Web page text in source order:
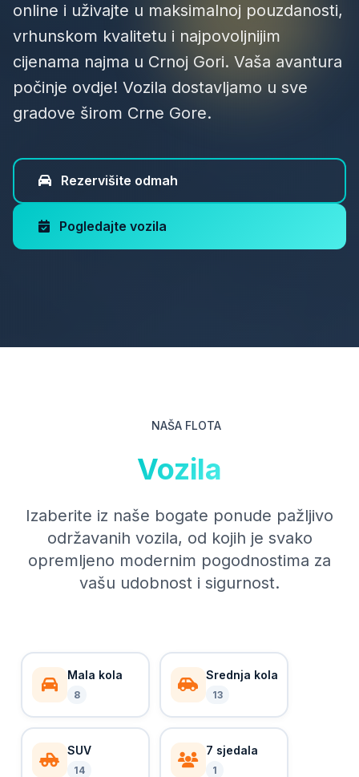
online i uživajte u maksimalnoj pouzdanosti,
vrhunskom kvalitetu i najpovoljnijim
cijenama najma u Crnoj Gori. Vaša avantura
počinje ovdje! Vozila dostavljamo u sve
gradove širom Crne Gore.
Rezervišite odmah
Pogledajte vozila
NAŠA FLOTA
Vozila
Izaberite iz naše bogate ponude pažljivo
održavanih vozila, od kojih je svako
opremljeno modernim pogodnostima za
vašu udobnost i sigurnost.
Mala kola
8
Srednja kola
13
SUV
14
7 sjedala
1